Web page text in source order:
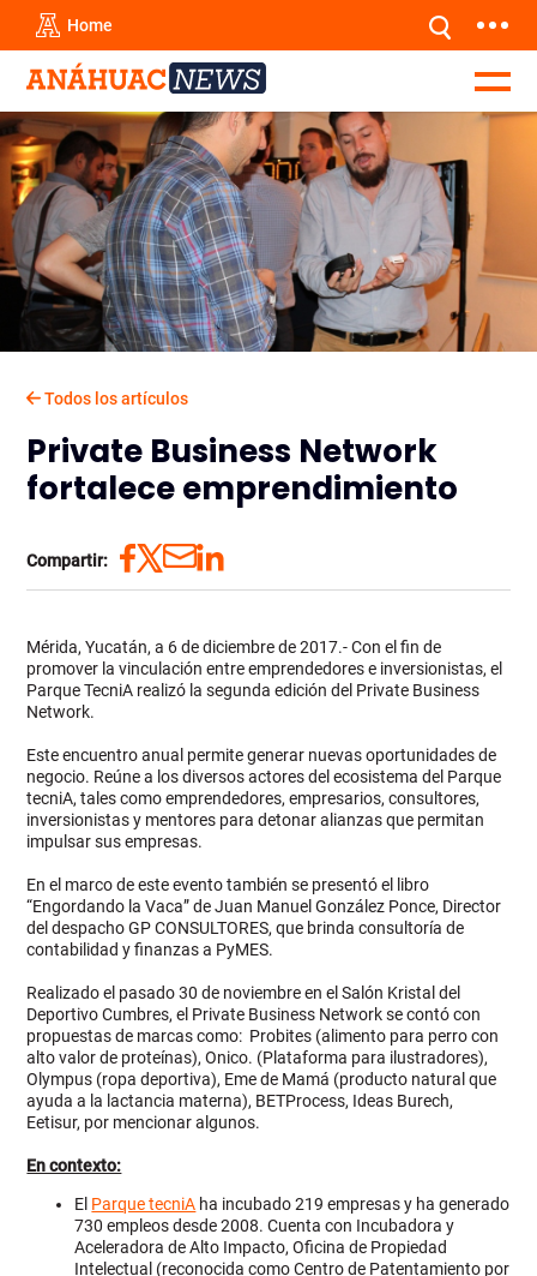
Home
Todos los artículos
Private Business Network
fortalece emprendimiento
Compartir:
Mérida, Yucatán, a 6 de diciembre de 2017.- Con el fin de
promover la vinculación entre emprendedores e inversionistas, el
Parque TecniA realizó la segunda edición del Private Business
Network.
Este encuentro anual permite generar nuevas oportunidades de
negocio. Reúne a los diversos actores del ecosistema del Parque
tecniA, tales como emprendedores, empresarios, consultores,
inversionistas y mentores para detonar alianzas que permitan
impulsar sus empresas.
En el marco de este evento también se presentó el libro
“Engordando la Vaca” de Juan Manuel González Ponce, Director
del despacho GP CONSULTORES, que brinda consultoría de
contabilidad y finanzas a PyMES.
Realizado el pasado 30 de noviembre en el Salón Kristal del
Deportivo Cumbres, el Private Business Network se contó con
propuestas de marcas como: Probites (alimento para perro con
alto valor de proteínas), Onico. (Plataforma para ilustradores),
Olympus (ropa deportiva), Eme de Mamá (producto natural que
ayuda a la lactancia materna), BETProcess, Ideas Burech,
Eetisur, por mencionar algunos.
En contexto:
El Parque tecniA ha incubado 219 empresas y ha generado
730 empleos desde 2008. Cuenta con Incubadora y
Aceleradora de Alto Impacto, Oficina de Propiedad
Intelectual (reconocida como Centro de Patentamiento por